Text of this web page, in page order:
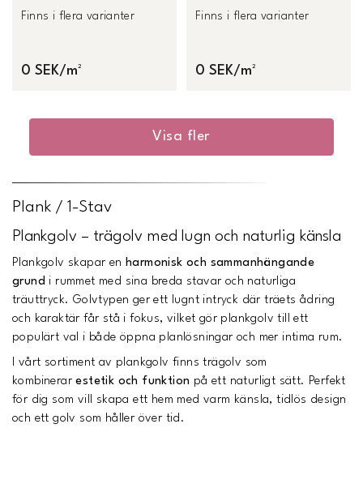
Finns i flera varianter
0 SEK/m²
Finns i flera varianter
0 SEK/m²
Visa fler
Plank / 1-Stav
Plankgolv – trägolv med lugn och naturlig känsla
Plankgolv skapar en harmonisk och sammanhängande
grund i rummet med sina breda stavar och naturliga
träuttryck. Golvtypen ger ett lugnt intryck där träets ådring
och karaktär får stå i fokus, vilket gör plankgolv till ett
populärt val i både öppna planlösningar och mer intima rum.
I vårt sortiment av plankgolv finns trägolv som
kombinerarestetik och funktion på ett naturligt sätt. Perfekt
för dig som vill skapa ett hem med varm känsla, tidlös design
och ett golv som håller över tid.